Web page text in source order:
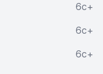
6c+
6c+
6c+